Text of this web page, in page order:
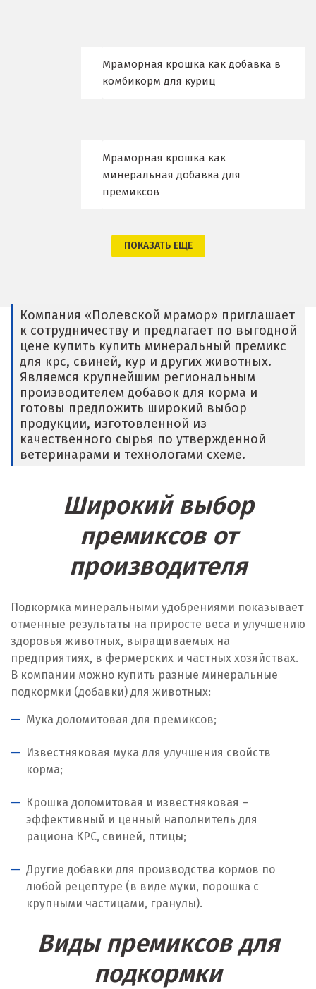
Е
Егорьевск
Екатеринбург
Еленинка
Ж
Ивантеевка
Ижевск
Ирбит
Иркутск
Ишим
К
Калуга
Камышево
Караганда
Мраморная крошка как добавка в
комбикорм для куриц
Мраморная крошка как
минеральная добавка для
премиксов
ПОКАЗАТЬ ЕЩЕ
Компания «Полевской мрамор» приглашает
к сотрудничеству и предлагает по выгодной
цене купить купить минеральный премикс
для крс, свиней, кур и других животных.
Являемся крупнейшим региональным
производителем добавок для корма и
готовы предложить широкий выбор
продукции, изготовленной из
качественного сырья по утвержденной
ветеринарами и технологами схеме.
Широкий выбор
премиксов от
производителя
Подкормка минеральными удобрениями показывает
отменные результаты на приросте веса и улучшению
здоровья животных, выращиваемых на
предприятиях, в фермерских и частных хозяйствах.
В компании можно купить разные минеральные
подкормки (добавки) для животных:
Мука доломитовая для премиксов;
Известняковая мука для улучшения свойств
корма;
Крошка доломитовая и известняковая –
эффективный и ценный наполнитель для
рациона КРС, свиней, птицы;
Другие добавки для производства кормов по
любой рецептуре (в виде муки, порошка с
крупными частицами, гранулы).
Виды премиксов для
подкормки